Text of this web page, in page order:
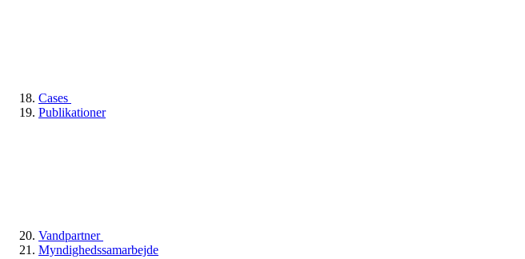
Cases
Publikationer
Vandpartner
Myndighedssamarbejde